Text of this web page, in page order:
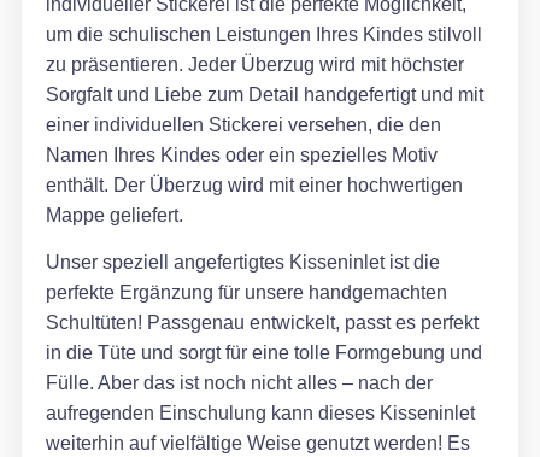
individueller Stickerei ist die perfekte Möglichkeit,
um die schulischen Leistungen Ihres Kindes stilvoll
zu präsentieren. Jeder Überzug wird mit höchster
Sorgfalt und Liebe zum Detail handgefertigt und mit
einer individuellen Stickerei versehen, die den
Namen Ihres Kindes oder ein spezielles Motiv
enthält. Der Überzug wird mit einer hochwertigen
Mappe geliefert.
Unser speziell angefertigtes Kisseninlet ist die
perfekte Ergänzung für unsere handgemachten
Schultüten! Passgenau entwickelt, passt es perfekt
in die Tüte und sorgt für eine tolle Formgebung und
Fülle. Aber das ist noch nicht alles – nach der
aufregenden Einschulung kann dieses Kisseninlet
weiterhin auf vielfältige Weise genutzt werden! Es